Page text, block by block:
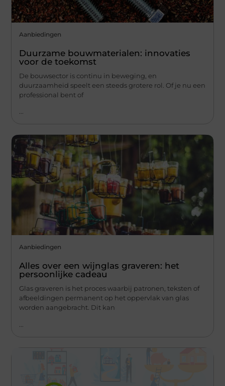
Aanbiedingen
Duurzame bouwmaterialen: innovaties
voor de toekomst
De bouwsector is continu in beweging, en
duurzaamheid speelt een steeds grotere rol. Of je nu een
professional bent of
Aanbiedingen
Alles over een wijnglas graveren: het
persoonlijke cadeau
Glas graveren is het proces waarbij patronen, teksten of
afbeeldingen permanent op het oppervlak van glas
worden aangebracht. Dit kan